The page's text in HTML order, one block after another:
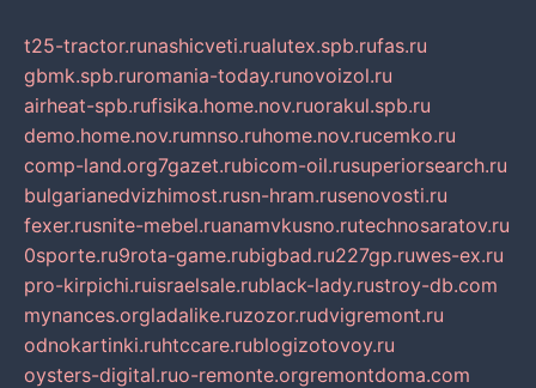
t25-tractor.runashicveti.rualutex.spb.rufas.ru
gbmk.spb.ruromania-today.runovoizol.ru
airheat-spb.rufisika.home.nov.ruorakul.spb.ru
demo.home.nov.rumnso.ruhome.nov.rucemko.ru
comp-land.org7gazet.rubicom-oil.rusuperiorsearch.ru
bulgarianedvizhimost.rusn-hram.rusenovosti.ru
fexer.rusnite-mebel.ruanamvkusno.rutechnosaratov.ru
0sporte.ru9rota-game.rubigbad.ru227gp.ruwes-ex.ru
pro-kirpichi.ruisraelsale.rublack-lady.rustroy-db.com
mynances.orgladalike.ruzozor.rudvigremont.ru
odnokartinki.ruhtccare.rublogizotovoy.ru
oysters-digital.ruo-remonte.orgremontdoma.com